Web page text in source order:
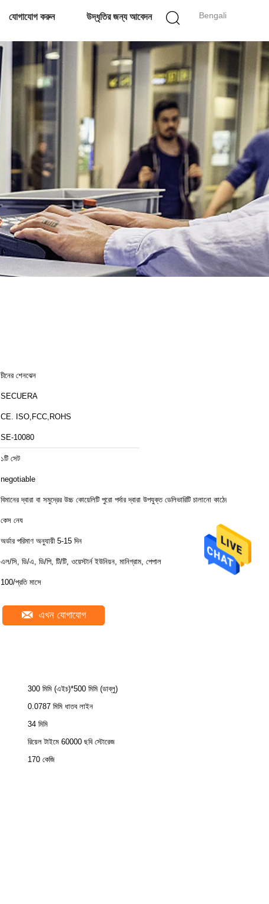
Bengali
যোগাযোগ করুন উদ্ধৃতির জন্য আবেদন
চীনের শেনঝেন
SECUERA
CE. ISO,FCC,ROHS
SE-10080
১টি সেট
negotiable
বিমানের দ্বারা বা সমুদ্রের উচ্চ কোয়েলিটি পুরো পর্দার দ্বারা উপযুক্ত ডেলিভারিটি চালানো কাঠের
কেস নেয
অর্ডার পরিমাণ অনুযায়ী 5-15 দিন
এল/সি, ডি/এ, ডি/পি, টি/টি, ওয়েস্টার্ন ইউনিয়ন, মানিগ্রাম, পেপাল
100/প্রতি মাসে
এখন যোগাযোগ
300 মিমি (এইচ)*500 মিমি (ডাব্লু)
0.0787 মিমি ধাতব লাইন
34 মিমি
রিয়েল টাইমে 60000 ছবি স্টোরেজ
170 কেজি